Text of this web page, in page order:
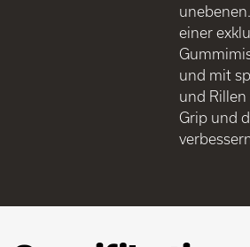
einer
und mit
und
Grip und